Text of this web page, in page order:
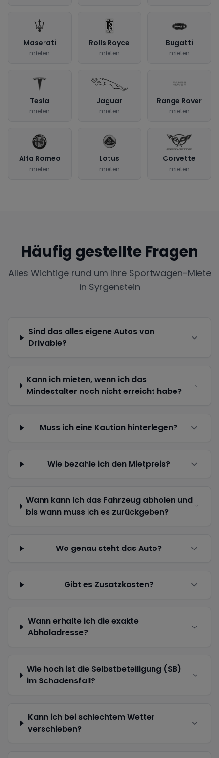
Maserati
mieten
Rolls Royce
mieten
Bugatti
mieten
Tesla
mieten
Jaguar
mieten
Range Rover
mieten
Alfa Romeo
mieten
Lotus
mieten
Corvette
mieten
Häufig gestellte Fragen
Alles Wichtige rund um Ihre Sportwagen-Miete
in Syrgenstein
Sind das alles eigene Autos von
Drivable?
Kann ich mieten, wenn ich das
Mindestalter noch nicht erreicht habe?
Muss ich eine Kaution hinterlegen?
Wie bezahle ich den Mietpreis?
Wann kann ich das Fahrzeug abholen und
bis wann muss ich es zurückgeben?
Wo genau steht das Auto?
Gibt es Zusatzkosten?
Wann erhalte ich die exakte
Abholadresse?
Wie hoch ist die Selbstbeteiligung (SB)
im Schadensfall?
Kann ich bei schlechtem Wetter
verschieben?